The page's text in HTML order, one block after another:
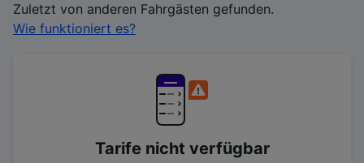
Zuletzt von anderen Fahrgästen gefunden.
Wie funktioniert es?
Tarife nicht verfügbar